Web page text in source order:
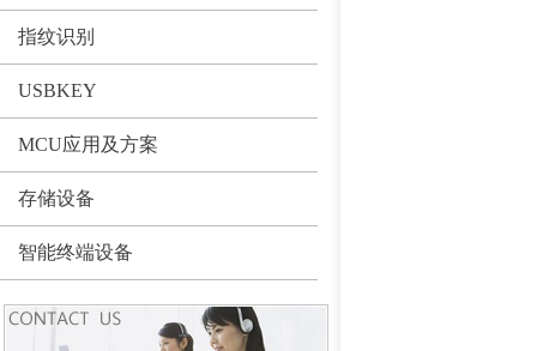
指纹识别
USBKEY
MCU应用及方案
存储设备
智能终端设备